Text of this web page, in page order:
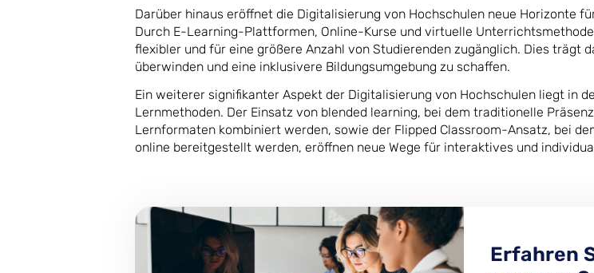
Darüber hinaus eröffnet die Digitalisierung von Hochschulen neue Horizonte
Durch E-Learning-Plattformen, Online-Kurse und virtuelle
flexibler und für eine größere Anzahl von Studierenden zugänglich. Dies trägt
überwinden und eine inklusivere Bildungsumgebung zu schaffen.
Ein weiterer signifikanter Aspekt der Digitalisierung von Hochschulen liegt in
Lernmethoden. Der Einsatz von blended learning, bei dem traditionelle
Lernformaten kombiniert werden, sowie der Flipped Classroom-Ansatz, bei
online bereitgestellt werden, eröffnen neue Wege für interaktives und
Erfahren